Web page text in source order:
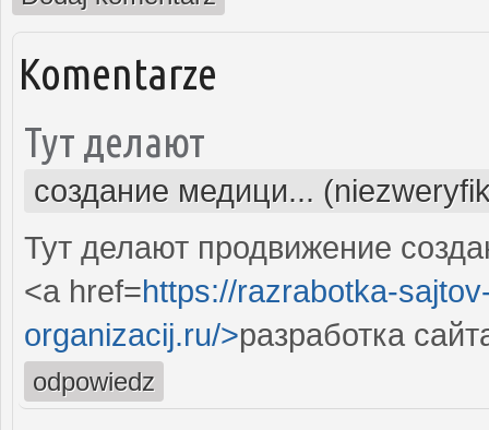
Komentarze
Тут делают
создание медици...
Тут делают продвижение
<a href=https://razrabotka-
organizacij.ru/>разработка
odpowiedz